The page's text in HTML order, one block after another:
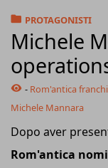
PROTAGONISTI
Michele
- Rom'antica
Michele Mannara
Dopo aver
Rom'antica